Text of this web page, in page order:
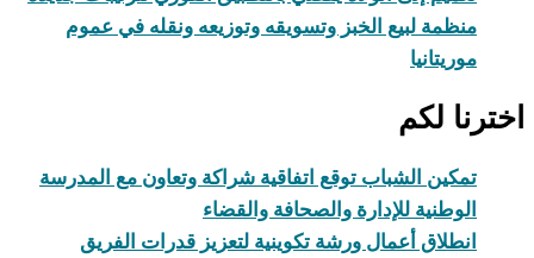
منظمة لبيع الخبز وتسويقه وتوزيعه ونقله في عموم
موريتانيا
اخترنا لكم
تمكين الشباب توقع اتفاقية شراكة وتعاون مع المدرسة
الوطنية للإدارة والصحافة والقضاء
انطلاق أعمال ورشة تكوينية لتعزيز قدرات الفريق